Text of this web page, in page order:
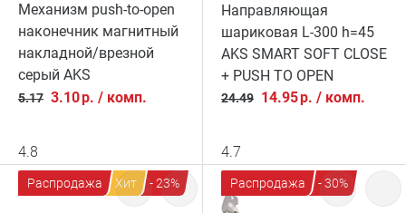
Механизм push-to-open
наконечник магнитный
накладной/врезной
серый AKS
5.17 3.10р. / комп.
4.8
Направляющая
шариковая L-300 h=45
AKS SMART SOFT CLOSE
+ PUSH TO OPEN
24.49 14.95р. / комп.
4.7
Распродажа Хит - 23% Распродажа - 30%